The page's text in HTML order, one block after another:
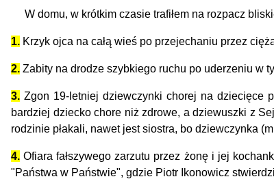
W domu, w krótkim czasie trafiłem na rozpacz
1. Krzyk ojca na całą wieś po przejechaniu przez
2. Zabity na drodze szybkiego ruchu po uderzeniu w
3. Zgon 19-letniej dziewczynki chorej na dziecięce
bardziej dziecko chore niż zdrowe, a dziewuszki z
rodzinie płakali, nawet jest siostra, bo dziewczynka
4. Ofiara fałszywego zarzutu przez żonę i jej
"Państwa w Państwie", gdzie Piotr Ikonowicz